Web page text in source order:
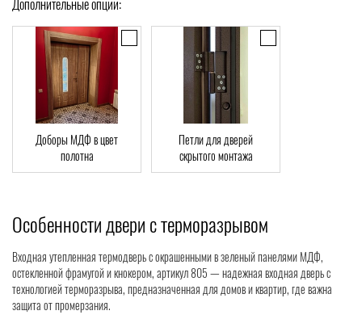
Дополнительные опции:
Доборы МДФ в цвет
полотна
Петли для дверей
скрытого монтажа
Особенности двери с терморазрывом
Входная утепленная термодверь с окрашенными в зеленый панелями МДФ,
остекленной фрамугой и кнокером, артикул 805 — надежная входная дверь с
технологией терморазрыва, предназначенная для домов и квартир, где важна
защита от промерзания.